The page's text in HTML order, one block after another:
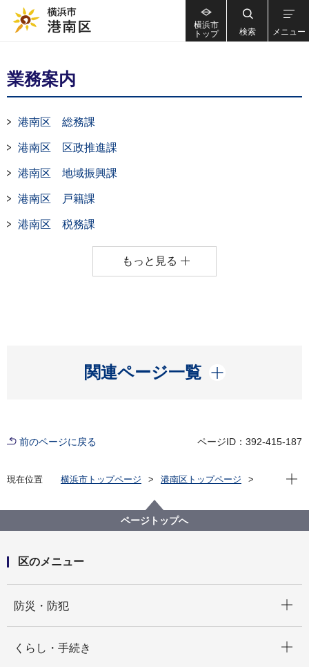
横浜市
トップ
検索 メニュー
業務案内
港南区 総務課
港南区 区政推進課
港南区 地域振興課
港南区 戸籍課
港南区 税務課
もっと見る
関連ページ一覧
開く
前のページに戻る ページID：392-415-187
現在位置 横浜市トップページ
港南区トップページ
現在
ページトップへ
区のメニュー
防災・防犯
くらし・手続き